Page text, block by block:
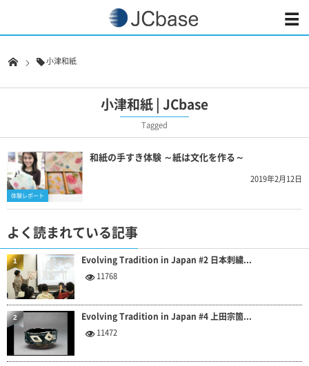
小津和紙
小津和紙 | JCbase
Tagged
体験レポート
和紙の手すき体験 ～紙は文化を作る～
2019年2月12日
よく読まれている記事
Evolving Tradition in Japan #2 日本刺繍...
11768
1
Evolving Tradition in Japan #4 上田宗箇...
11472
2